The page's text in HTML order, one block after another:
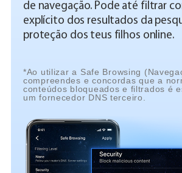
de navegação. Pode até filtrar
explícito dos resultados da
proteção dos teus filhos online.
*Ao utilizar a Safe Browsing
compreendes e concordas que a
conteúdos bloqueados e filtrados é
um fornecedor DNS terceiro.